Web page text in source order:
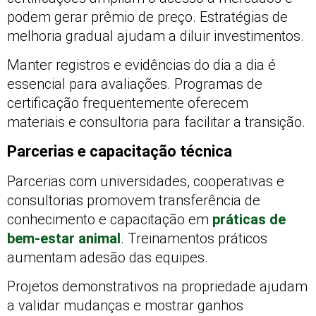
podem gerar prêmio de preço. Estratégias de
melhoria gradual ajudam a diluir investimentos.
Manter registros e evidências do dia a dia é
essencial para avaliações. Programas de
certificação frequentemente oferecem
materiais e consultoria para facilitar a transição.
Parcerias e capacitação técnica
Parcerias com universidades, cooperativas e
consultorias promovem transferência de
conhecimento e capacitação em práticas de
bem-estar animal. Treinamentos práticos
aumentam adesão das equipes.
Projetos demonstrativos na propriedade ajudam
a validar mudanças e mostrar ganhos